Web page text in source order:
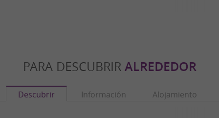
PARA DESCUBRIR ALREDEDOR
Descubrir Información Alojamiento